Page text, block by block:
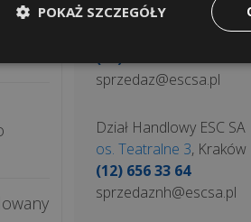
Dział Handlowy ESC SA
ul. Mieszczańska 19,
sprzedaz@escsa.pl
Dział Handlowy ESC SA
os. Teatralne 3, Kraków
(12) 656 33 64
sprzedaznh@escsa.pl
POKAŻ SZCZEGÓŁY